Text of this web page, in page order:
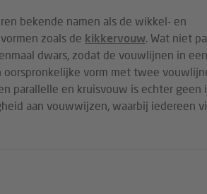
bekende namen als de wikkel- en
zoals de kikkervouw. Wat niet
dwars, zodat de vouwlijnen in
vorm met twee
parallelle en kruisvouw is echter geen
aan vouwwijzen, waarbij iedereen